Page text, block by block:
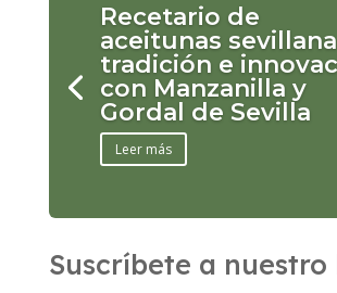
Recetario de
aceitunas
tradición e
con Manzanilla y
Gordal de Sevilla
Leer más
Suscríbete a nuestro